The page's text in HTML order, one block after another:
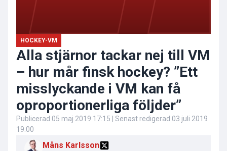
HOCKEY-VM
Alla stjärnor tackar nej till VM
– hur mår finsk hockey? ”Ett
misslyckande i VM kan få
oproportionerliga följder”
Publicerad 05 maj 2019 17:15 | Senast redigerad 03 juli 2019
19:00
Måns Karlsson